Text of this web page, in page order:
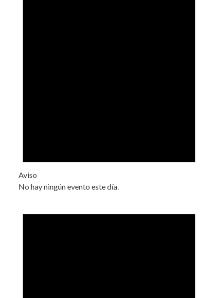
Aviso
No hay ningún evento este día.